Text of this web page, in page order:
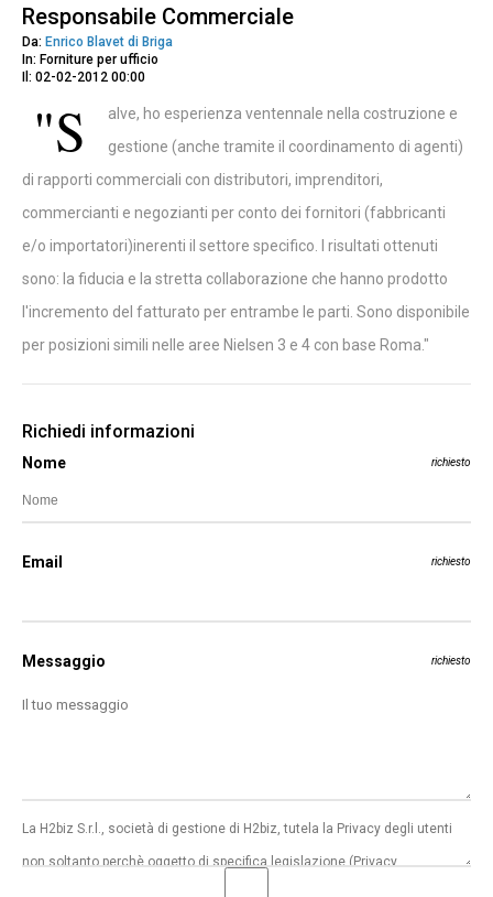
Responsabile Commerciale
Da: Enrico Blavet di Briga
In: Forniture per ufficio
Il: 02-02-2012 00:00
"S
alve, ho esperienza ventennale nella costruzione e
gestione (anche tramite il coordinamento di agenti)
di rapporti commerciali con distributori, imprenditori,
commercianti e negozianti per conto dei fornitori (fabbricanti
e/o importatori)inerenti il settore specifico. I risultati ottenuti
sono: la fiducia e la stretta collaborazione che hanno prodotto
l'incremento del fatturato per entrambe le parti. Sono disponibile
per posizioni simili nelle aree Nielsen 3 e 4 con base Roma."
Richiedi informazioni
Nome richiesto
Email richiesto
Messaggio richiesto